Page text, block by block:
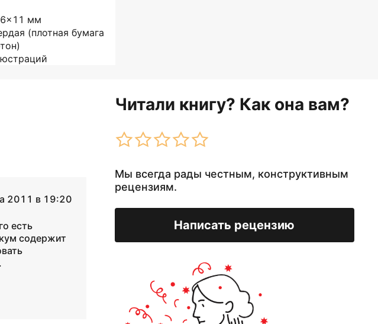
мм
(плотная бумага
Читали книгу? Как она вам?
Мы всегда рады честным, конструктивным
рецензиям.
Написать рецензию
2011 в 19:20
есть
содержит